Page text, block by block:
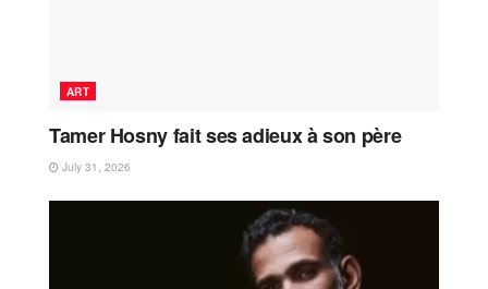
ART
Tamer Hosny fait ses adieux à son père
July 31, 2026